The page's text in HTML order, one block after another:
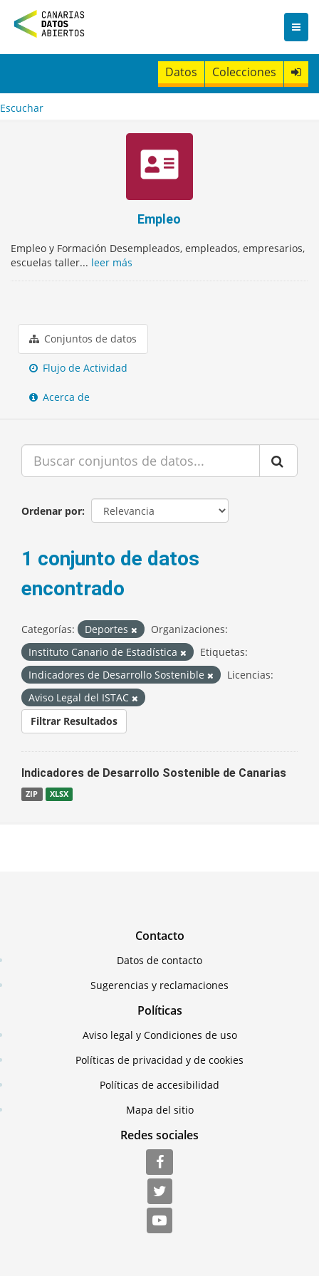
n
t
Datos Colecciones
Escuchar
Empleo
Empleo y Formación Desempleados, empleados, empresarios,
escuelas taller... leer más
Conjuntos de datos
Flujo de Actividad
Acerca de
Ordenar por
1 conjunto de datos
encontrado
Categorías: Deportes
Organizaciones:
Instituto Canario de Estadística
Etiquetas:
Indicadores de Desarrollo Sostenible
Licencias:
Aviso Legal del ISTAC
Filtrar Resultados
Indicadores de Desarrollo Sostenible de Canarias
ZIP XLSX
Contacto
Datos de contacto
Sugerencias y reclamaciones
Políticas
Aviso legal y Condiciones de uso
Políticas de privacidad y de cookies
Políticas de accesibilidad
Mapa del sitio
Redes sociales